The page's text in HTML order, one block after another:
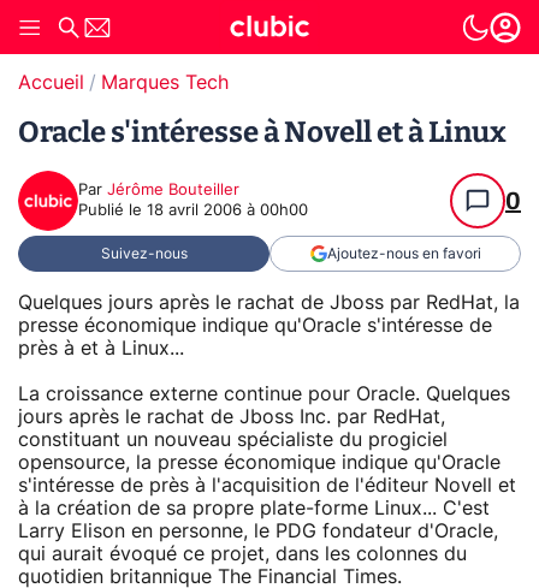
Accueil Marques Tech
Oracle s'intéresse à Novell et à Linux
Par Jérôme Bouteiller
Publié le 18 avril 2006 à 00h00 0
Suivez-nous Ajoutez-nous en favori
Quelques jours après le rachat de Jboss par RedHat, la
presse économique indique qu'Oracle s'intéresse de
près à et à Linux...
La croissance externe continue pour Oracle. Quelques
jours après le rachat de Jboss Inc. par RedHat,
constituant un nouveau spécialiste du progiciel
opensource, la presse économique indique qu'Oracle
s'intéresse de près à l'acquisition de l'éditeur Novell et
à la création de sa propre plate-forme Linux... C'est
Larry Elison en personne, le PDG fondateur d'Oracle,
qui aurait évoqué ce projet, dans les colonnes du
quotidien britannique The Financial Times.